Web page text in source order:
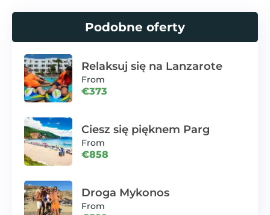
Podobne oferty
Relaksuj się na Lanzarote
From
€373
Ciesz się pięknem Parg
From
€858
Droga Mykonos
From